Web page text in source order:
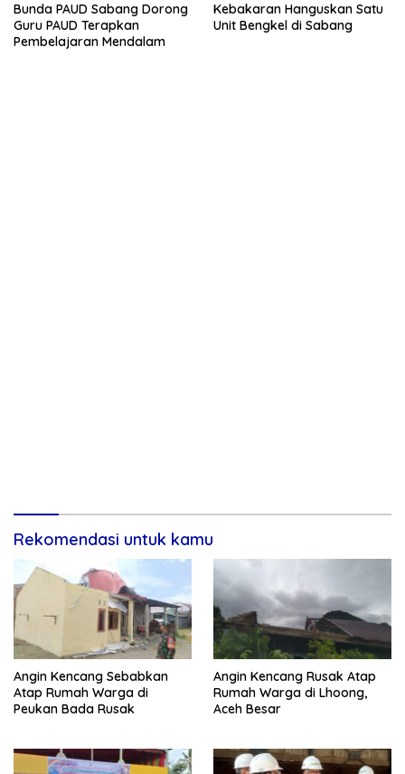
Bunda PAUD Sabang Dorong
Guru PAUD Terapkan
Pembelajaran Mendalam
Kebakaran Hanguskan Satu
Unit Bengkel di Sabang
Rekomendasi untuk kamu
Angin Kencang Sebabkan
Atap Rumah Warga di
Peukan Bada Rusak
Angin Kencang Rusak Atap
Rumah Warga di Lhoong,
Aceh Besar